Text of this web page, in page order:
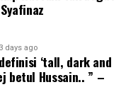
3 days ago
‘tall, dark and
betul Hussain.. ” –